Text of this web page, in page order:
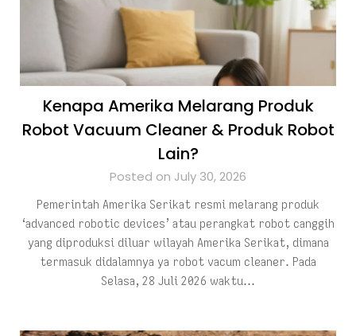
Kenapa Amerika Melarang Produk
Robot Vacuum Cleaner & Produk Robot
Lain?
Posted on July 30, 2026
Pemerintah Amerika Serikat resmi melarang produk
‘advanced robotic devices’ atau perangkat robot canggih
yang diproduksi diluar wilayah Amerika Serikat, dimana
termasuk didalamnya ya robot vacum cleaner. Pada
Selasa, 28 Juli 2026 waktu…